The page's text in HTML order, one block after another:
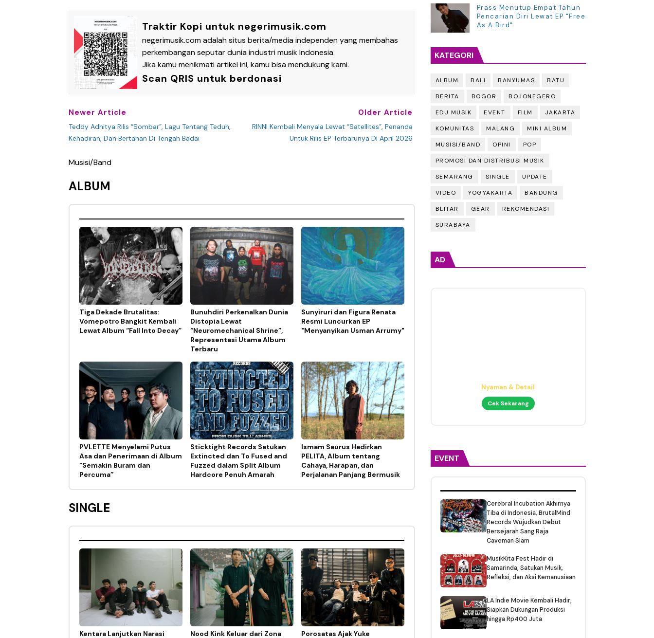
Traktir Kopi untuk negerimusik.com
negerimusik.com adalah situs berita/media independen yang membahas
perkembangan seputar dunia industri musik Indonesia.
Jika kamu menikmati artikel ini, kamu bisa mendukung kami.
Scan QRIS untuk berdonasi
Newer Article
Teddy Adhitya Rilis “Sombar”, Lagu Tentang Teduh,
Kehadiran, Dan Bertahan Di Tengah Badai
Older Article
RINNI Kembali Menyala Lewat “Satellites”, Penanda
Untuk Rilis EP Terbarunya Di April 2026
Musisi/Band
ALBUM
Tiga Dekade Brutalitas:
Vomepotro Bangkit Kembali
Lewat Album “Fall Into Decay”
Bunuhdiri Perkenalkan Dunia
Distopia Lewat
“Neuromechanical Shrine”,
Representasi Utama Album
Terbaru
Sunyiruri dan Figura Renata
Resmi Luncurkan EP
"Menyanyikan Usman Arrumy"
PVLETTE Menyelami Putus
Asa dan Penerimaan di Album
“Semakin Buram dan
Percuma”
Sticktight Records Satukan
Extincted dan To Fused and
Fuzzed dalam Split Album
Hardcore Penuh Amarah
Ismam Saurus Hadirkan
PELITA, Album tentang
Cahaya, Harapan, dan
Perjalanan Panjang Bermusik
SINGLE
Kentara Lanjutkan Narasi Nood Kink Keluar dari Zona Porosatas Ajak Yuke
Prass Menutup Empat Tahun
Pencarian Diri Lewat EP "Free
As A Bird"
KATEGORI
ALBUM BALI BANYUMAS BATU
BERITA BOGOR BOJONEGERO
EDU MUSIK EVENT FILM JAKARTA
KOMUNITAS MALANG MINI ALBUM
MUSISI/BAND OPINI POP
PROMOSI DAN DISTRIBUSI MUSIK
SEMARANG SINGLE UPDATE
VIDEO YOGYAKARTA BANDUNG
BLITAR GEAR REKOMENDASI
SURABAYA
AD
Nyaman & Detail
Cek Sekarang
EVENT
Cerebral Incubation Akhirnya
Tiba di Indonesia, BrutalMind
Records Wujudkan Debut
Bersejarah Sang Raja
Caveman Slam
MusikKita Fest Hadir di
Samarinda, Satukan Musik,
Refleksi, dan Aksi Kemanusiaan
LA Indie Movie Kembali Hadir,
Siapkan Dukungan Produksi
hingga Rp400 Juta